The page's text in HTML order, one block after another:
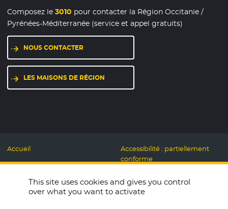
Composez le3010 pour contacter la Région Occitanie /
Pyrénées-Méditerranée (service et appel gratuits)
NOUS CONTACTER
LES MAISONS DE RÉGION
Accueil
Mentions légales
Données personnelles et
Cookies
Accessibilité : partiellement
conforme
Responsable
This site uses cookies and gives you control
over what you want to activate